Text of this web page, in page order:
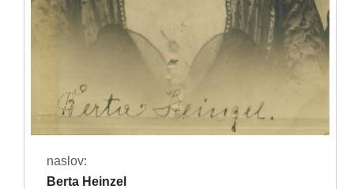
naslov:
Berta Heinzel